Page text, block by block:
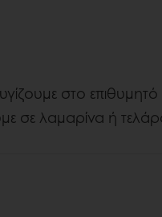
στο
σε λαμαρίνα ή